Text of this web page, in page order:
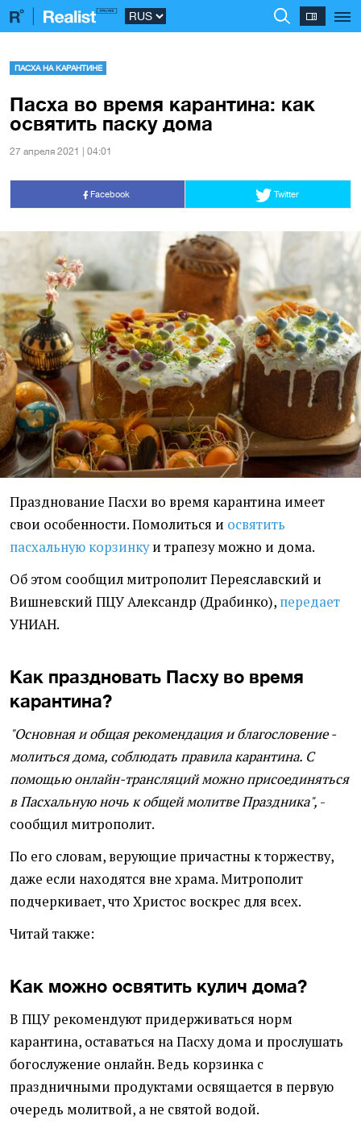
ПАСХА НА КАРАНТИНЕ
Пасха во время карантина: как
освятить паску дома
27 апреля 2021 | 04:01
Facebook Twitter
Празднование Пасхи во время карантина имеет
свои особенности. Помолиться и освятить
пасхальную корзинкуи трапезу можно и дома.
Об этом сообщил митрополит Переяславский и
Вишневский ПЦУ Александр (Драбинко), передает
УНИАН.
Как праздновать Пасху во время
карантина?
"Основная и общая рекомендация и благословение -
молиться дома, соблюдать правила карантина. С
помощью онлайн-трансляций можно присоединяться
в Пасхальную ночь к общей молитве Праздника", -
сообщил митрополит.
По его словам, верующие причастны к торжеству,
даже если находятся вне храма. Митрополит
подчеркивает, что Христос воскрес для всех.
Читай также:
Как можно освятить кулич дома?
В ПЦУ рекомендуют придерживаться норм
карантина, оставаться на Пасху дома и прослушать
богослужение онлайн. Ведь корзинка с
праздничными продуктами освящается в первую
очередь молитвой, а не святой водой.